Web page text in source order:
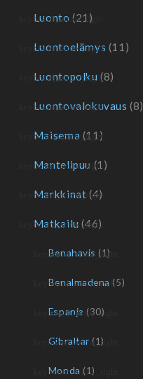
Luonto (21)
Luontoelämys (11)
Luontopolku (8)
Luontovalokuvaus (8)
Maisema (11)
Mantelipuu (1)
Markkinat (4)
Matkailu (46)
Benahavis (1)
Benalmadena (5)
Espanja (30)
Gibraltar (1)
Monda (1)